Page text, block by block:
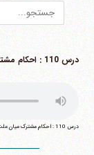
درس 110 : احکام مشترک میان علت و معلول (4)
درس 110 : احکام مشترک میان علت و معلول (4)